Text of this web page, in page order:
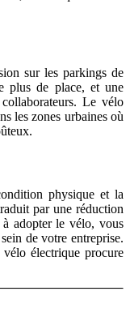
sur les parkings de
plus de place, et une
Le vélo
les zones urbaines où
physique et la
par une réduction
adopter le vélo, vous
de votre entreprise.
vélo électrique procure